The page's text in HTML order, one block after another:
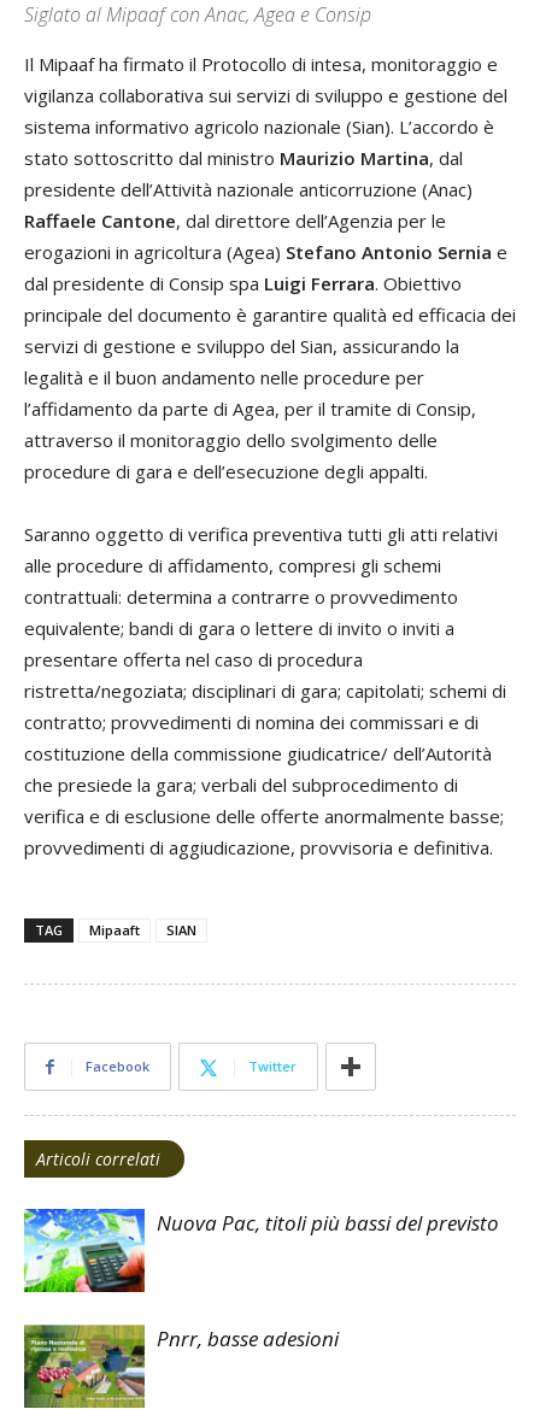
Siglato al Mipaaf con Anac, Agea e Consip
Il Mipaaf ha firmato il Protocollo di intesa, monitoraggio e
vigilanza collaborativa sui servizi di sviluppo e gestione del
sistema informativo agricolo nazionale (Sian). L’accordo è
stato sottoscritto dal ministro Maurizio Martina, dal
presidente dell’Attività nazionale anticorruzione (Anac)
Raffaele Cantone, dal direttore dell’Agenzia per le
erogazioni in agricoltura (Agea) Stefano Antonio Sernia e
dal presidente di Consip spa Luigi Ferrara. Obiettivo
principale del documento è garantire qualità ed efficacia dei
servizi di gestione e sviluppo del Sian, assicurando la
legalità e il buon andamento nelle procedure per
l’affidamento da parte di Agea, per il tramite di Consip,
attraverso il monitoraggio dello svolgimento delle
procedure di gara e dell’esecuzione degli appalti.
Saranno oggetto di verifica preventiva tutti gli atti relativi
alle procedure di affidamento, compresi gli schemi
contrattuali: determina a contrarre o provvedimento
equivalente; bandi di gara o lettere di invito o inviti a
presentare offerta nel caso di procedura
ristretta/negoziata; disciplinari di gara; capitolati; schemi di
contratto; provvedimenti di nomina dei commissari e di
costituzione della commissione giudicatrice/ dell’Autorità
che presiede la gara; verbali del subprocedimento di
verifica e di esclusione delle offerte anormalmente basse;
provvedimenti di aggiudicazione, provvisoria e definitiva.
TAG Mipaaft SIAN
Facebook Twitter
Articoli correlati
Nuova Pac, titoli più bassi del previsto
Pnrr, basse adesioni